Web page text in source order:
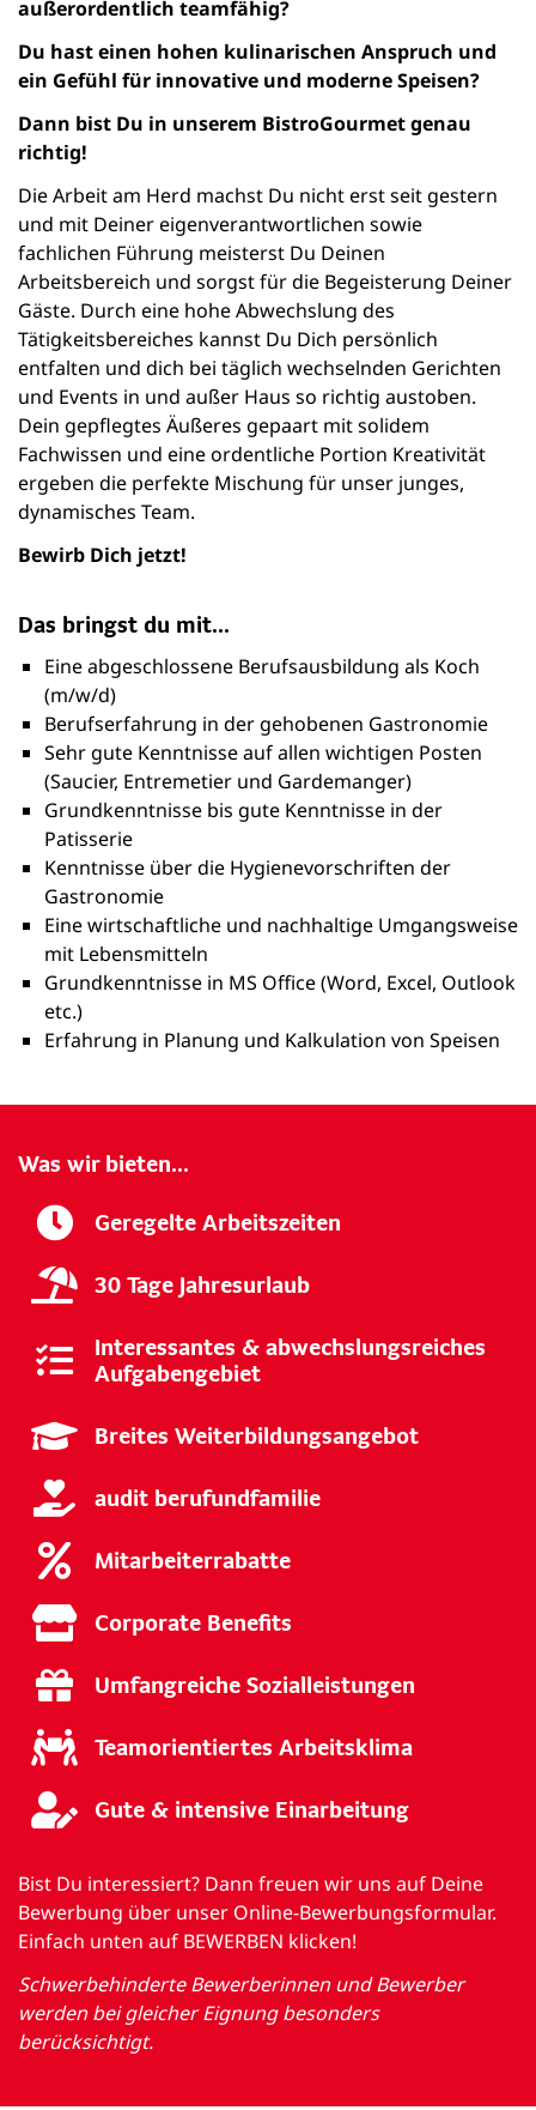
außerordentlich teamfähig?
Du hast einen hohen kulinarischen Anspruch und
ein Gefühl für innovative und moderne Speisen?
Dann bist Du in unserem BistroGourmet genau
richtig!
Die Arbeit am Herd machst Du nicht erst seit gestern
und mit Deiner eigenverantwortlichen sowie
fachlichen Führung meisterst Du Deinen
Arbeitsbereich und sorgst für die Begeisterung Deiner
Gäste. Durch eine hohe Abwechslung des
Tätigkeitsbereiches kannst Du Dich persönlich
entfalten und dich bei täglich wechselnden Gerichten
und Events in und außer Haus so richtig austoben.
Dein gepflegtes Äußeres gepaart mit solidem
Fachwissen und eine ordentliche Portion Kreativität
ergeben die perfekte Mischung für unser junges,
dynamisches Team.
Bewirb Dich jetzt!
Das bringst du mit...
Eine abgeschlossene Berufsausbildung als Koch
(m/w/d)
Berufserfahrung in der gehobenen Gastronomie
Sehr gute Kenntnisse auf allen wichtigen Posten
(Saucier, Entremetier und Gardemanger)
Grundkenntnisse bis gute Kenntnisse in der
Patisserie
Kenntnisse über die Hygienevorschriften der
Gastronomie
Eine wirtschaftliche und nachhaltige Umgangsweise
mit Lebensmitteln
Grundkenntnisse in MS Office (Word, Excel, Outlook
etc.)
Erfahrung in Planung und Kalkulation von Speisen
Was wir bieten...
Geregelte Arbeitszeiten
30 Tage Jahresurlaub
Interessantes & abwechslungsreiches
Aufgabengebiet
Breites Weiterbildungsangebot
audit berufundfamilie
Mitarbeiterrabatte
Corporate Benefits
Umfangreiche Sozialleistungen
Teamorientiertes Arbeitsklima
Gute & intensive Einarbeitung
Bist Du interessiert? Dann freuen wir uns auf Deine
Bewerbung über unser Online-Bewerbungsformular.
Einfach unten auf BEWERBEN klicken!
Schwerbehinderte Bewerberinnen und Bewerber
werden bei gleicher Eignung besonders
berücksichtigt.